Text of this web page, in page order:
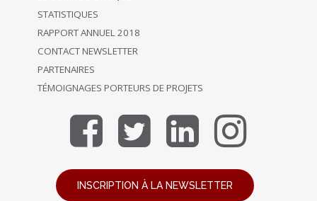
STATISTIQUES
RAPPORT ANNUEL 2018
CONTACT NEWSLETTER
PARTENAIRES
TÉMOIGNAGES PORTEURS DE PROJETS
INSCRIPTION À LA NEWSLETTER